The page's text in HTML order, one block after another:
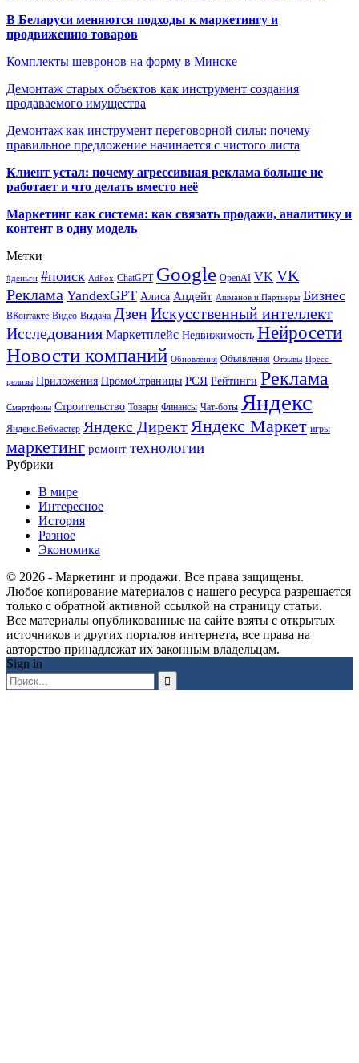
В Беларуси меняются подходы к маркетингу и
продвижению товаров
Комплекты шевронов на форму в Минске
Демонтаж старых объектов как инструмент создания
продаваемого имущества
Демонтаж как инструмент переговорной силы: почему
правильное предложение начинается с чистого листа
Клиент устал: почему агрессивная реклама больше не
работает и что делать вместо неё
Маркетинг как система: как связать продажи, аналитику и
контент в одну модель
Метки
#деньги #поиск AdFox ChatGPT Google OpenAI VK VK
Реклама YandexGPT Алиса Апдейт Ашманов и Партнеры Бизнес
ВКонтакте Видео Выдача ДзенИскусственный интеллект
Исследования Маркетплейс Недвижимость Нейросети
Новости компаний Обновления Объявления Отзывы Пресс-
релизы Приложения ПромоСтраницы РСЯ Рейтинги Реклама
Смартфоны Строительство Товары Финансы Чат-боты Яндекс
Яндекс.Вебмастер Яндекс Директ Яндекс Маркет игры
маркетинг ремонт технологии
Рубрики
В мире
Интересное
История
Разное
Экономика
© 2026 - Маркетинг и продажи. Все права защищены.
Любое копирование материалов с нашего ресурса разрешается
только с обратной активной ссылкой на страницу статьи.
Все материалы опубликованные на сайте взяты с открытых
источников и других порталов интернета, все права на
авторство принадлежат их законным владельцам.
Sign in